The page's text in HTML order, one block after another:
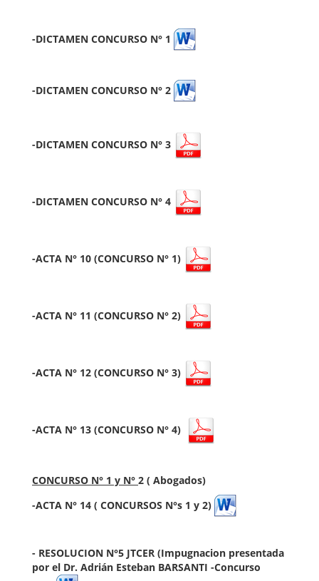
-DICTAMEN CONCURSO N° 1
-DICTAMEN CONCURSO N° 2
-DICTAMEN CONCURSO N° 3
-DICTAMEN CONCURSO N° 4
-ACTA N° 10 (CONCURSO N° 1)
-ACTA N° 11 (CONCURSO N° 2)
-ACTA N° 12 (CONCURSO N° 3)
-ACTA N° 13 (CONCURSO N° 4)
CONCURSO N° 1 y N° 2 ( Abogados)
-ACTA N° 14 ( CONCURSOS N°s 1 y 2)
- RESOLUCION N°5 JTCER (Impugnacion presentada
por el Dr. Adrián Esteban BARSANTI -Concurso